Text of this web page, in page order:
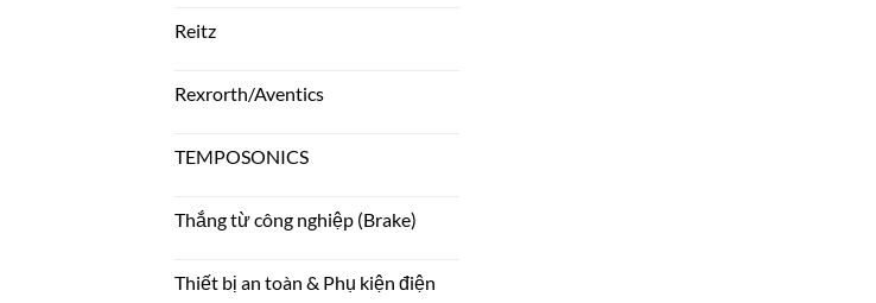
Reitz
Rexrorth/Aventics
TEMPOSONICS
Thắng từ công nghiệp (Brake)
Thiết bị an toàn & Phụ kiện điện